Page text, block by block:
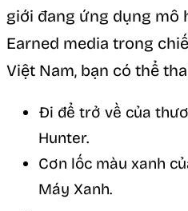
giới đang ứng dụng mô
Earned media trong
Việt Nam, bạn có thể
Đi để trở về của
Hunter.
Cơn lốc màu xanh
Máy Xanh.